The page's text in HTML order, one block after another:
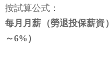
按試算公式：
每月月薪（勞退投保薪資
～6%）